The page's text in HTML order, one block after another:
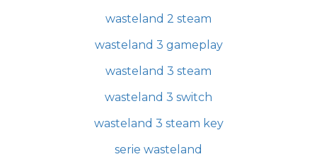
wasteland 2 steam
wasteland 3 gameplay
wasteland 3 steam
wasteland 3 switch
wasteland 3 steam key
serie wasteland